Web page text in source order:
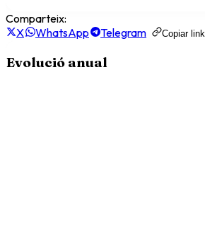
Comparteix:
X
WhatsApp Telegram Copiar link
Evolució anual